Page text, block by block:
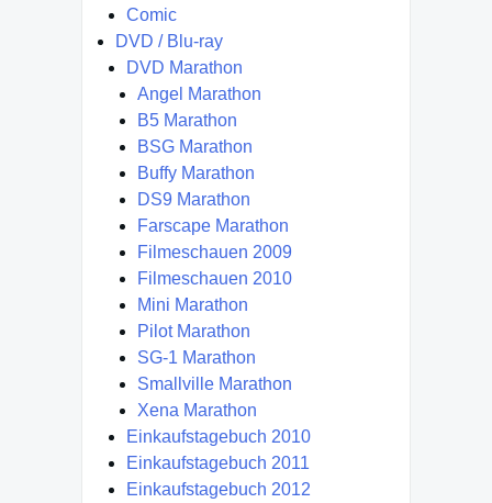
Comic
DVD / Blu-ray
DVD Marathon
Angel Marathon
B5 Marathon
BSG Marathon
Buffy Marathon
DS9 Marathon
Farscape Marathon
Filmeschauen 2009
Filmeschauen 2010
Mini Marathon
Pilot Marathon
SG-1 Marathon
Smallville Marathon
Xena Marathon
Einkaufstagebuch 2010
Einkaufstagebuch 2011
Einkaufstagebuch 2012